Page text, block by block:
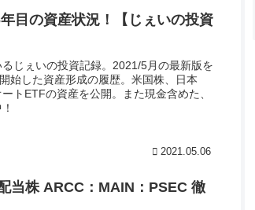
目の資産状況！【じぇいの投資
じぇいの投資記録。2021/5月の最新版を
始した資産形成の履歴。米国株、日本
トETFの資産を公開。また現金含めた、
2021.05.06
当株 ARCC：MAIN：PSEC 徹